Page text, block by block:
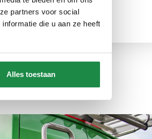
partners voor social
die u aan ze heeft
Alles toestaan
Ervaring